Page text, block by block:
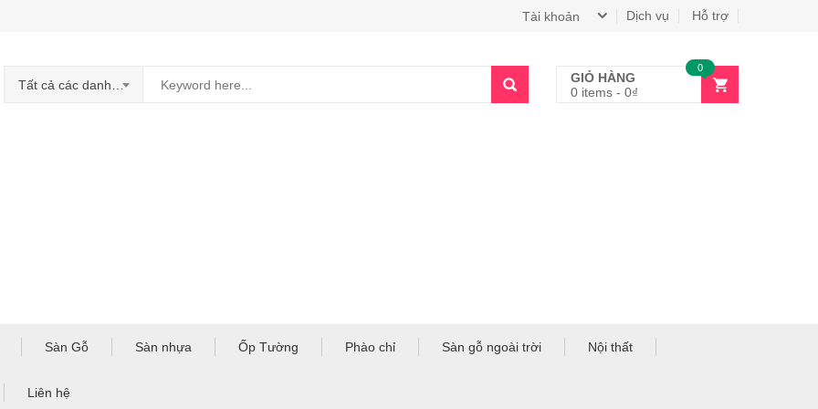
Dịch vụ Hỗ trợ
Tài khoản
Tất cả các danh mục
GIỎ HÀNG
0 items - 0₫
0
Sàn Gỗ Sàn nhựa Ốp Tường Phào chỉ Sàn gỗ ngoài trời Nội thất
Liên hệ